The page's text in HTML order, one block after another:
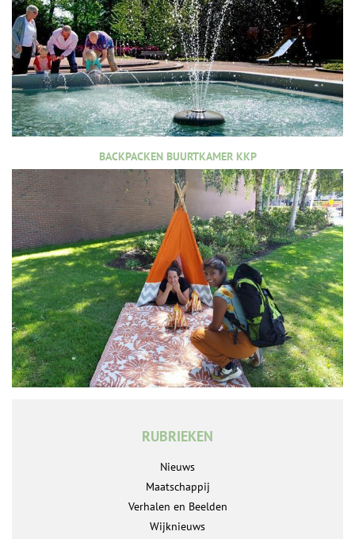
BACKPACKEN BUURTKAMER KKP
RUBRIEKEN
Nieuws
Maatschappij
Verhalen en Beelden
Wijknieuws